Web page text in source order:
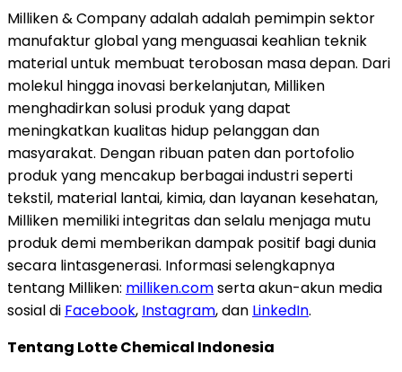
Milliken & Company adalah adalah pemimpin sektor
manufaktur global yang menguasai keahlian teknik
material untuk membuat terobosan masa depan. Dari
molekul hingga inovasi berkelanjutan, Milliken
menghadirkan solusi produk yang dapat
meningkatkan kualitas hidup pelanggan dan
masyarakat. Dengan ribuan paten dan portofolio
produk yang mencakup berbagai industri seperti
tekstil, material lantai, kimia, dan layanan kesehatan,
Milliken memiliki integritas dan selalu menjaga mutu
produk demi memberikan dampak positif bagi dunia
secara lintasgenerasi. Informasi selengkapnya
tentang Milliken: milliken.comserta akun-akun media
sosial di Facebook, Instagram, dan LinkedIn.
Tentang Lotte Chemical Indonesia